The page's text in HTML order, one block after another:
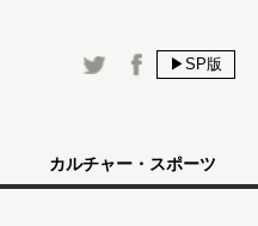
▶SP版
カルチャー・スポーツ